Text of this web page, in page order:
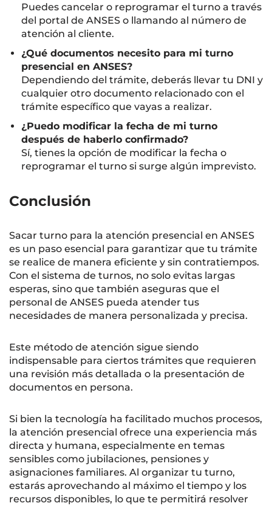
Puedes cancelar o reprogramar el turno a través
del portal de ANSES o llamando al número de
atención al cliente.
¿Qué documentos necesito para mi turno
presencial en ANSES?
Dependiendo del trámite, deberás llevar tu DNI y
cualquier otro documento relacionado con el
trámite específico que vayas a realizar.
¿Puedo modificar la fecha de mi turno
después de haberlo confirmado?
Sí, tienes la opción de modificar la fecha o
reprogramar el turno si surge algún imprevisto.
Conclusión
Sacar turno para la atención presencial en ANSES
es un paso esencial para garantizar que tu trámite
se realice de manera eficiente y sin contratiempos.
Con el sistema de turnos, no solo evitas largas
esperas, sino que también aseguras que el
personal de ANSES pueda atender tus
necesidades de manera personalizada y precisa.
Este método de atención sigue siendo
indispensable para ciertos trámites que requieren
una revisión más detallada o la presentación de
documentos en persona.
Si bien la tecnología ha facilitado muchos procesos,
la atención presencial ofrece una experiencia más
directa y humana, especialmente en temas
sensibles como jubilaciones, pensiones y
asignaciones familiares. Al organizar tu turno,
estarás aprovechando al máximo el tiempo y los
recursos disponibles, lo que te permitirá resolver